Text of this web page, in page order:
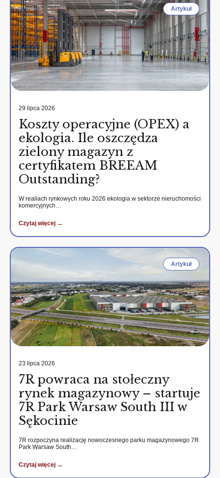
Artykuł
29 lipca 2026
Koszty operacyjne (OPEX) a
ekologia. Ile oszczędza
zielony magazyn z
certyfikatem BREEAM
Outstanding?
W realiach rynkowych roku 2026 ekologia w sektorze nieruchomości
komercyjnych…
Czytaj więcej →
Artykuł
23 lipca 2026
7R powraca na stołeczny
rynek magazynowy – startuje
7R Park Warsaw South III w
Sękocinie
7R rozpoczyna realizację nowoczesnego parku magazynowego 7R
Park Warsaw South…
Czytaj więcej →